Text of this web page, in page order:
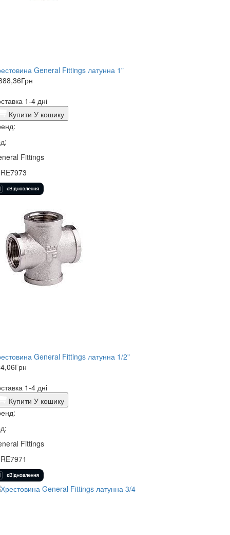
General Fittings латунна 1"
Грн
1-4 дні
Купити У кошику
Fittings
General Fittings латунна 1/2"
Грн
1-4 дні
Купити У кошику
Fittings